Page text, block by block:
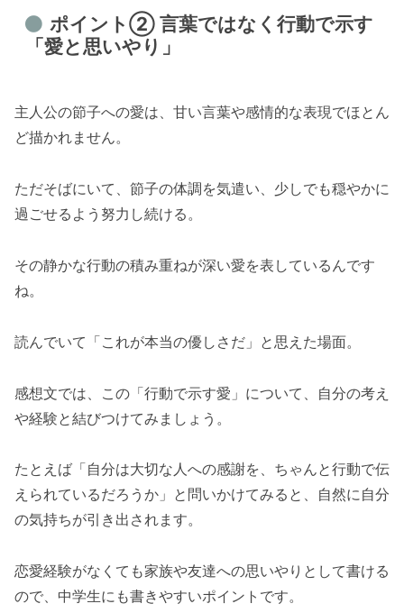
ポイント② 言葉ではなく行動で示す
「愛と思いやり」
主人公の節子への愛は、甘い言葉や感情的な表現でほとん
ど描かれません。
ただそばにいて、節子の体調を気遣い、少しでも穏やかに
過ごせるよう努力し続ける。
その静かな行動の積み重ねが深い愛を表しているんです
ね。
読んでいて「これが本当の優しさだ」と思えた場面。
感想文では、この「行動で示す愛」について、自分の考え
や経験と結びつけてみましょう。
たとえば「自分は大切な人への感謝を、ちゃんと行動で伝
えられているだろうか」と問いかけてみると、自然に自分
の気持ちが引き出されます。
恋愛経験がなくても家族や友達への思いやりとして書ける
ので、中学生にも書きやすいポイントです。